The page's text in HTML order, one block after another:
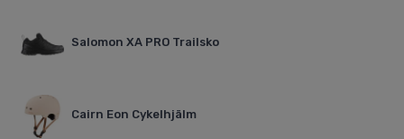
Salomon XA PRO Trailsko
Cairn Eon Cykelhjälm